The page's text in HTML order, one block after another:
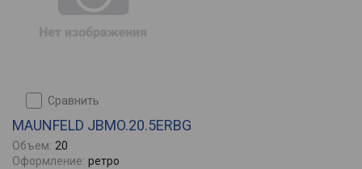
сравнить
MAUNFELD JBMO.20.5ERBG
Объем: 20
Оформление: ретро